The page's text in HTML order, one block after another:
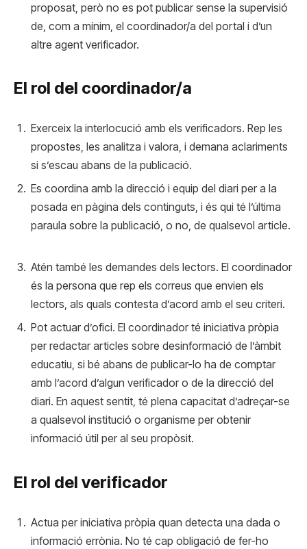
proposat, però no es pot publicar sense la supervisió
de, com a mínim, el coordinador/a del portal i d’un
altre agent verificador.
El rol del coordinador/a
Exerceix la interlocució amb els verificadors. Rep les
propostes, les analitza i valora, i demana aclariments
si s’escau abans de la publicació.
Es coordina amb la direcció i equip del diari per a la
posada en pàgina dels continguts, i és qui té l’última
paraula sobre la publicació, o no, de qualsevol article.
Atén també les demandes dels lectors. El coordinador
és la persona que rep els correus que envien els
lectors, als quals contesta d’acord amb el seu criteri.
Pot actuar d’ofici. El coordinador té iniciativa pròpia
per redactar articles sobre desinformació de l’àmbit
educatiu, si bé abans de publicar-lo ha de comptar
amb l’acord d’algun verificador o de la direcció del
diari. En aquest sentit, té plena capacitat d’adreçar-se
a qualsevol institució o organisme per obtenir
informació útil per al seu propòsit.
El rol del verificador
Actua per iniciativa pròpia quan detecta una dada o
informació errònia. No té cap obligació de fer-ho